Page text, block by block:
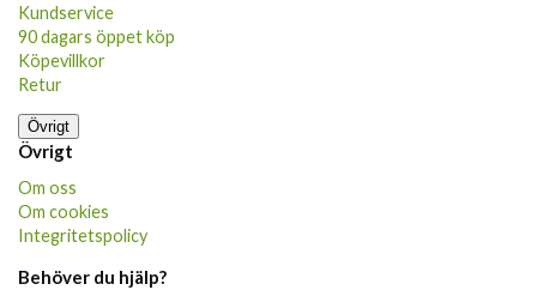
Kundservice
90 dagars öppet köp
Köpevillkor
Retur
Övrigt
Övrigt
Om oss
Om cookies
Integritetspolicy
Behöver du hjälp?